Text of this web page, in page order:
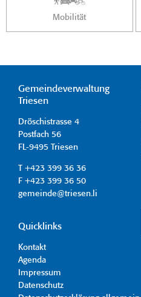
Mobilität
Gemeindeverwaltung
Triesen
Dröschistrasse 4
Postfach 56
FL-9495 Triesen
T +423 399 36 36
F +423 399 36 50
gemeinde@triesen.li
Quicklinks
Kontakt
Agenda
Impressum
Datenschutz